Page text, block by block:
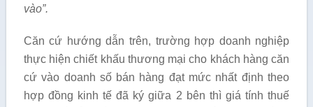
vào”.
Căn cứ hướng dẫn trên, trường hợp doanh nghiệp
thực hiện chiết khấu thương mại cho khách hàng căn
cứ vào doanh số bán hàng đạt mức nhất định theo
hợp đồng kinh tế đã ký giữa 2 bên thì giá tính thuế